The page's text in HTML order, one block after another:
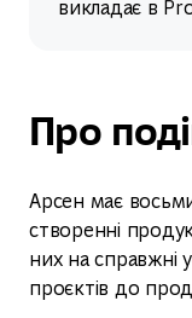
викладає в
Про
Арсен має
створенні
них на справжні
проєктів до